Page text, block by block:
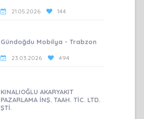
21.05.2026 144
Gündoğdu Mobilya - Trabzon
23.03.2026 494
KINALIOĞLU AKARYAKIT
PAZARLAMA İNŞ. TAAH. TİC. LTD.
ŞTİ.